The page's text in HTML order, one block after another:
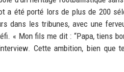
a été porté lors de plus de 200
dans les tribunes, avec une
« Mon fils me dit : “Papa, tiens
Cette ambition, bien que